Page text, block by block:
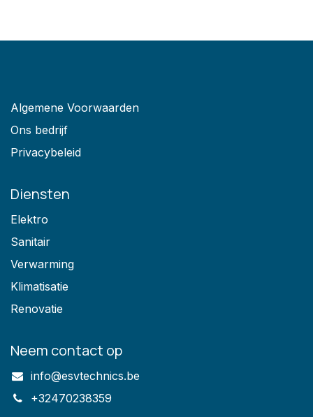
Algemene Voorwaarden
Ons bedrijf
Privacybeleid
Diensten
Elektro
Sanitair
Verwarming
Klimatisatie
Renovatie
Neem contact op
info@esvtechnics.be
+32470238359